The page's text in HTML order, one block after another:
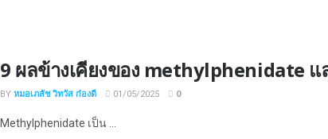
9 ผลข้างเคียงของ methylphenidate แ
BY หมอเภสัช วิทวัส ก๋องดี 01/05/2025 0
Methylphenidate เป็น ...